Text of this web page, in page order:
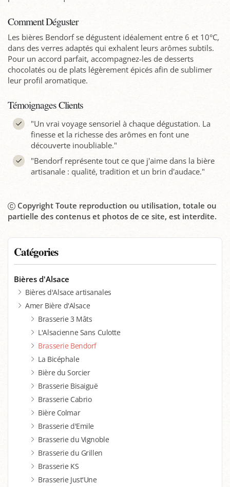
Catégories
Bières d'Alsace
Bières d'Alsace artisanales
Amer Bière d'Alsace
Brasserie 3 Mâts
L'Alsacienne Sans Culotte
Brasserie Bendorf
La Bicéphale
Bière du Sorcier
Brasserie Bisaiguë
Brasserie Cabrio
Bière Colmar
Brasserie d'Emile
Brasserie du Vignoble
Brasserie du Grillen
Brasserie KS
Brasserie Just'Une
Comment Déguster
Les bières Bendorf se dégustent idéalement entre 6 et 10°C,
dans des verres adaptés qui exhalent leurs arômes subtils.
Pour un accord parfait, accompagnez-les de desserts
chocolatés ou de plats légèrement épicés afin de sublimer
leur profil aromatique.
Témoignages Clients
"Un vrai voyage sensoriel à chaque dégustation. La
finesse et la richesse des arômes en font une
découverte inoubliable."
"Bendorf représente tout ce que j'aime dans la bière
artisanale : qualité, tradition et un brin d'audace."
Copyright Toute reproduction ou utilisation, totale ou
partielle des contenus et photos de ce site, est interdite.